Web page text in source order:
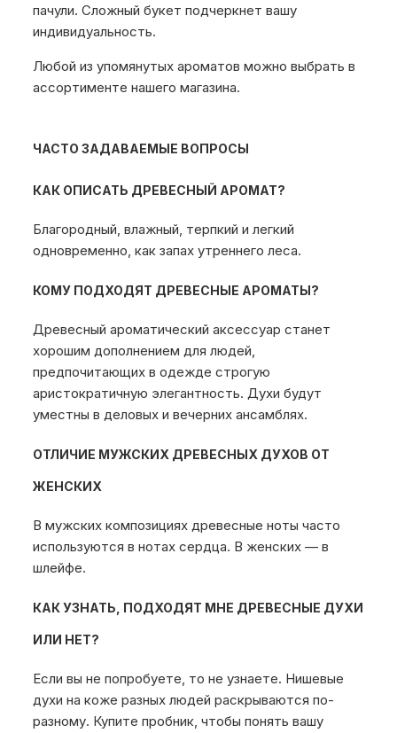
пачули. Сложный букет подчеркнет вашу
индивидуальность.
Любой из упомянутых ароматов можно выбрать в
ассортименте нашего магазина.
ЧАСТО ЗАДАВАЕМЫЕ ВОПРОСЫ
КАК ОПИСАТЬ ДРЕВЕСНЫЙ АРОМАТ?
Благородный, влажный, терпкий и легкий
одновременно, как запах утреннего леса.
КОМУ ПОДХОДЯТ ДРЕВЕСНЫЕ АРОМАТЫ?
Древесный ароматический аксессуар станет
хорошим дополнением для людей,
предпочитающих в одежде строгую
аристократичную элегантность. Духи будут
уместны в деловых и вечерних ансамблях.
ОТЛИЧИЕ МУЖСКИХ ДРЕВЕСНЫХ ДУХОВ ОТ
ЖЕНСКИХ
В мужских композициях древесные ноты часто
используются в нотах сердца. В женских — в
шлейфе.
КАК УЗНАТЬ, ПОДХОДЯТ МНЕ ДРЕВЕСНЫЕ ДУХИ
ИЛИ НЕТ?
Если вы не попробуете, то не узнаете. Нишевые
духи на коже разных людей раскрываются по-
разному. Купите пробник, чтобы понять вашу